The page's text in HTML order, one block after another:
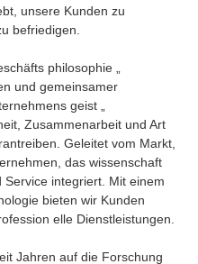
unsere Kunden zu
befriedigen.
philosophie „
und gemeinsamer
geist „
Zusammenarbeit und Art
Geleitet vom Markt,
das wissenschaft
integriert. Mit einem
bieten wir Kunden
elle Dienstleistungen.
Jahren auf die Forschung